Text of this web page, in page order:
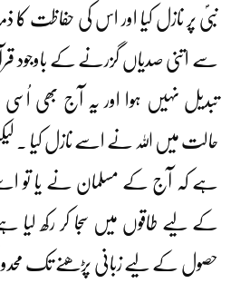
نبیؐ پر نازل کیا اور اس کی حفاظت کا
سے اتنی صدیاں گزرنے کے باوجود
تبدیل نہیں ہوا اور یہ آج بھی
حالت میں اللہ نے اسے نازل کیا ۔
ہے کہ آج کے مسلمان نے یا تو
کے لیے طاقوں میں سجا کر رکھ
حصول کے لیے زبانی پڑھنے تک محدود